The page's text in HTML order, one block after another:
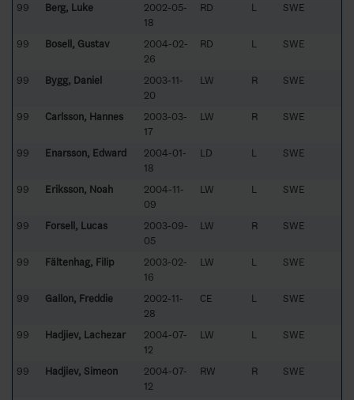
99 Berg, Luke
2002-05-
18
RD L SWE
99 Bosell, Gustav
2004-02-
26
RD L SWE
99 Bygg, Daniel
2003-11-
20
LW R SWE
99 Carlsson, Hannes
2003-03-
17
LW R SWE
99 Enarsson, Edward
2004-01-
18
LD L SWE
99 Eriksson, Noah
2004-11-
09
LW L SWE
99 Forsell, Lucas
2003-09-
05
LW R SWE
99 Fältenhag, Filip
2003-02-
16
LW L SWE
99 Gallon, Freddie
2002-11-
28
CE L SWE
99 Hadjiev, Lachezar
2004-07-
12
LW L SWE
99 Hadjiev, Simeon
2004-07-
12
RW R SWE